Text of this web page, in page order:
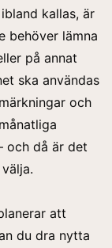
kallas, är
behöver lämna
på annat
ska användas
och
och då är det
att
du dra nytta